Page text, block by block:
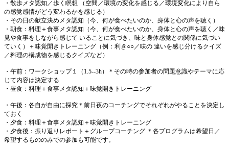
・散歩メタ認知／歩く瞑想 （空間／環境の変化を感じる／環境変化により自ら
の感覚感情がどう変わるかを感じる）
・その日の献立決めメタ認知（今、何が食べたいのか、身体と心の声を聴く）
・朝食：料理＋食事メタ認知（今、何が食べたいのか、身体と心の声を聴く／味
見や食事をしながら感じて いることに気づき、味と身体感覚との関係に気づい
ていく）＋味覚開きトレーニング（例：利き○○／味の 違いを感じ分けるクイズ
／料理の構成物を感じるクイズなど）
・午前：ワークショップ１（1.5--3h）＊その時の参加者の問題意識やテーマに応
じて内容は決定する
・昼食：料理＋食事メタ認知＋味覚開きトレーニング
・午後：各自が自由に探究＊前日夜のコーチングでそれぞれがやることを決定し
ておく
・夕食：料理＋食事メタ認知＋味覚開きトレーニング
・夕食後：振り返りレポート＋グループコーチング ＊各プログラムは希望日／
希望するもののみでの参加も可能です。